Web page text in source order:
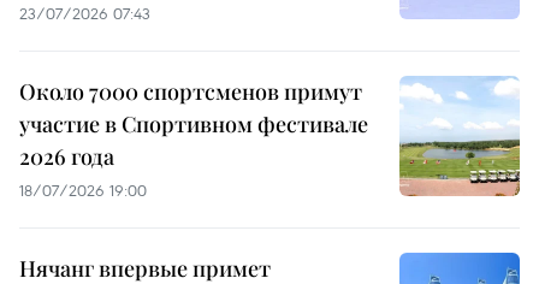
23/07/2026 07:43
Около 7000 спортсменов примут
участие в Спортивном фестивале
2026 года
18/07/2026 19:00
Нячанг впервые примет